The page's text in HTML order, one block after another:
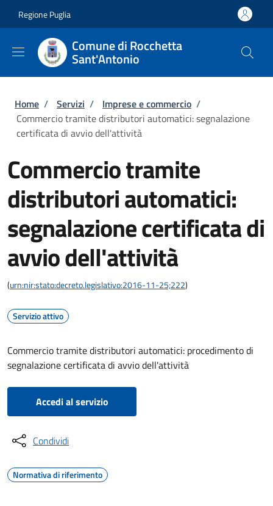
Regione Puglia
Comune di Rocchetta
Sant'Antonio
Briciole di pane
Home / Servizi / Imprese e commercio /
Commercio tramite distributori automatici: segnalazione
certificata di avvio dell'attività
Commercio tramite
distributori automatici:
segnalazione certificata di
avvio dell'attività
(urn:nir:stato:decreto.legislativo:2016-11-25;222)
Servizio attivo
Commercio tramite distributori automatici: procedimento di
segnalazione certificata di avvio dell'attività
Accedi al servizio
Condividi
Normativa di riferimento